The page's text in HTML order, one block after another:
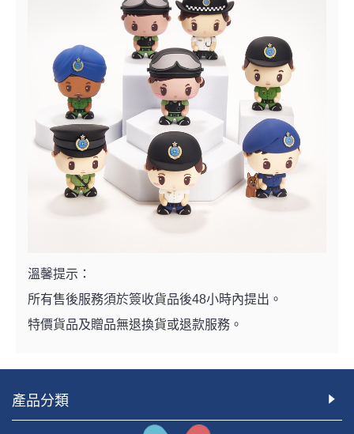
溫馨提示：
所有售後服務須於簽收貨品後48小時內提出。
特價貨品及贈品無退換貨或退款服務。
產品分類